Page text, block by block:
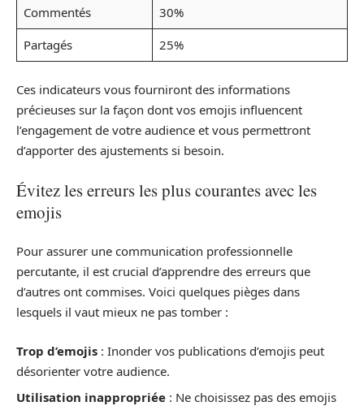
Commentés
30%
Partagés
25%
Ces indicateurs vous fourniront des informations
précieuses sur la façon dont vos emojis influencent
l’engagement de votre audience et vous permettront
d’apporter des ajustements si besoin.
Évitez les erreurs les plus courantes avec les
emojis
Pour assurer une communication professionnelle
percutante, il est crucial d’apprendre des erreurs que
d’autres ont commises. Voici quelques pièges dans
lesquels il vaut mieux ne pas tomber :
Trop d’emojis : Inonder vos publications d’emojis peut
désorienter votre audience.
Utilisation inappropriée : Ne choisissez pas des emojis